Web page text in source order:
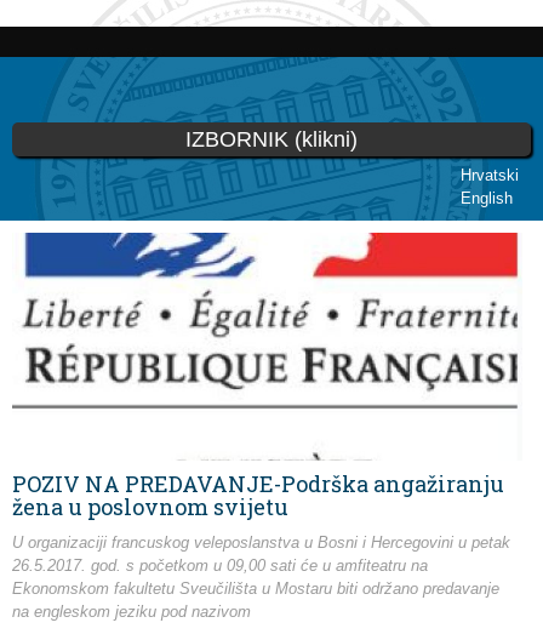
Skoči
glavni
sadržaj
Hrvatski
English
IZBORNIK (klikni)
Vi ste ovdje
POZIV NA PREDAVANJE-Podrška angažiranju
žena u poslovnom svijetu
U organizaciji francuskog veleposlanstva u Bosni i Hercegovini u petak
26.5.2017. god. s početkom u 09,00 sati će u amfiteatru na
Ekonomskom fakultetu Sveučilišta u Mostaru biti održano predavanje
na engleskom jeziku pod nazivom